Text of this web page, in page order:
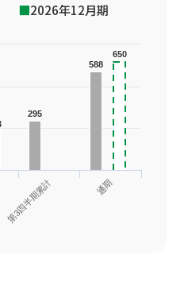
■2026年12月期
295
295
588
588
650
650
第3四半期累計 通期